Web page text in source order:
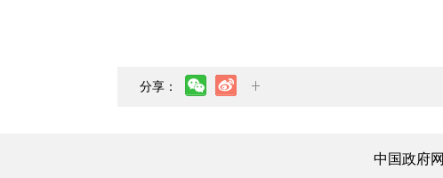
分享：
中国政府网